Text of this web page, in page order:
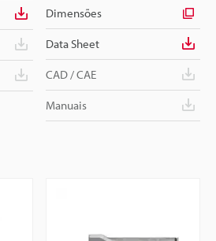
Dimensões
Data Sheet
CAD / CAE
Manuais